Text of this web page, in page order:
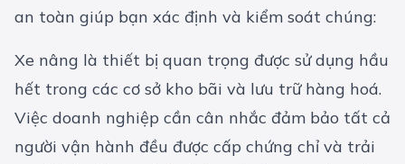
an toàn giúp bạn xác định và kiểm soát chúng:
Xe nâng là thiết bị quan trọng được sử dụng hầu
hết trong các cơ sở kho bãi và lưu trữ hàng hoá.
Việc doanh nghiệp cần cân nhắc đảm bảo tất cả
người vận hành đều được cấp chứng chỉ và trải